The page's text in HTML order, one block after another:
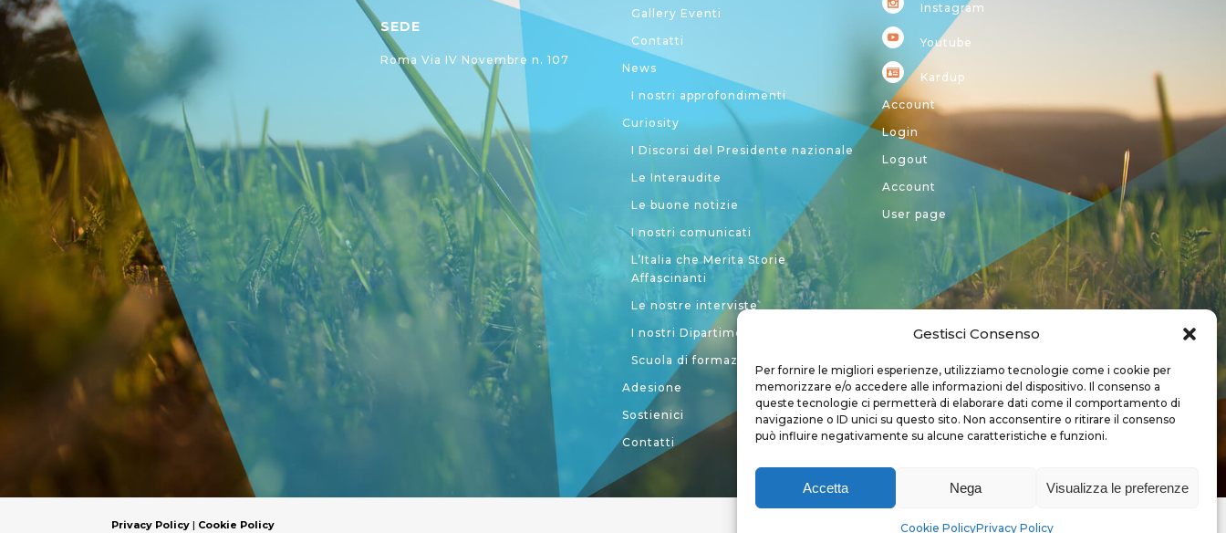
Gestisci Consenso
Per fornire le migliori esperienze, utilizziamo tecnologie come i cookie per
memorizzare e/o accedere alle informazioni del dispositivo. Il consenso a
queste tecnologie ci permetterà di elaborare dati come il comportamento di
navigazione o ID unici su questo sito. Non acconsentire o ritirare il consenso
può influire negativamente su alcune caratteristiche e funzioni.
Accetta Nega Visualizza le preferenze
Cookie PolicyPrivacy Policy
SEDE
Roma Via IV Novembre n. 107
Gallery Eventi
Contatti
News
I nostri approfondimenti
Curiosity
I Discorsi del Presidente nazionale
Le Interaudite
Le buone notizie
I nostri comunicati
L’Italia che Merita Storie
Affascinanti
Le nostre interviste
I nostri Dipartimenti
Scuola di formazione politica CREA
Adesione
Sostienici
Contatti
Instagram
Youtube
Kardup
Account
Login
Logout
Account
User page
Privacy Policy | Cookie Policy Copyright 2018 - Tutti i diritti sono riservati